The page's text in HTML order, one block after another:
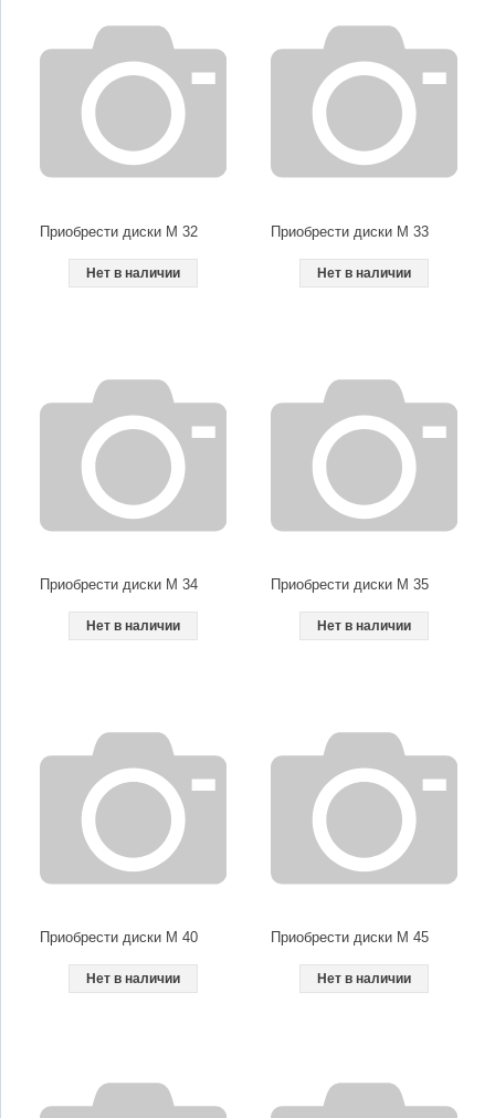
Приобрести диски M 32
Нет в наличии
Приобрести диски M 33
Нет в наличии
Приобрести диски M 34
Нет в наличии
Приобрести диски M 35
Нет в наличии
Приобрести диски M 40
Нет в наличии
Приобрести диски M 45
Нет в наличии